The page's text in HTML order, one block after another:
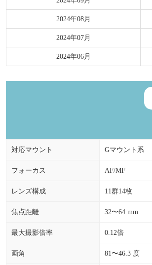
2024年08月
2024年07月
2024年06月
対応マウント Gマウント系
フォーカス AF/MF
レンズ構成 11群14枚
焦点距離 32〜64 mm
最大撮影倍率 0.12倍
画角 81〜46.3 度